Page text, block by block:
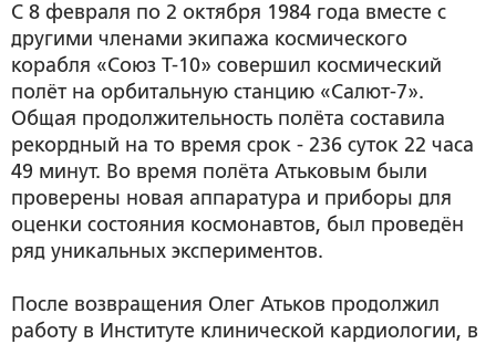
C 8 февраля по 2 октября 1984 года вместе с
другими членами экипажа космического
корабля «Союз Т-10» совершил космический
полёт на орбитальную станцию «Салют-7».
Общая продолжительность полёта составила
рекордный на то время срок - 236 суток 22 часа
49 минут. Во время полёта Атьковым были
проверены новая аппаратура и приборы для
оценки состояния космонавтов, был проведён
ряд уникальных экспериментов.
После возвращения Олег Атьков продолжил
работу в Институте клинической кардиологии, в